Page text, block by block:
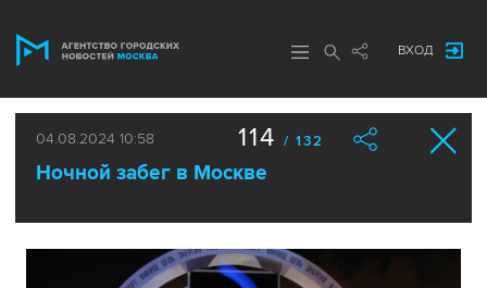
ВХОД
04.08.2024 10:58
Ночной забег в Москве
114 / 132